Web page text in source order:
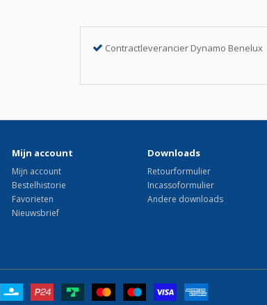
Contractleverancier Dynamo Benelux
Mijn account
Mijn account
Bestelhistorie
Favorieten
Nieuwsbrief
Downloads
Retourformulier
Incassoformulier
Andere downloads